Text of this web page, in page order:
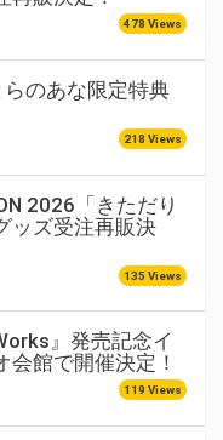
478 Views
のあな限定特典
218 Views
2026「きただり
ッズ受注再販決
135 Views
』発売記念イ
館で開催決定！
119 Views